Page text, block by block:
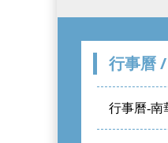
行事曆
行事曆-南